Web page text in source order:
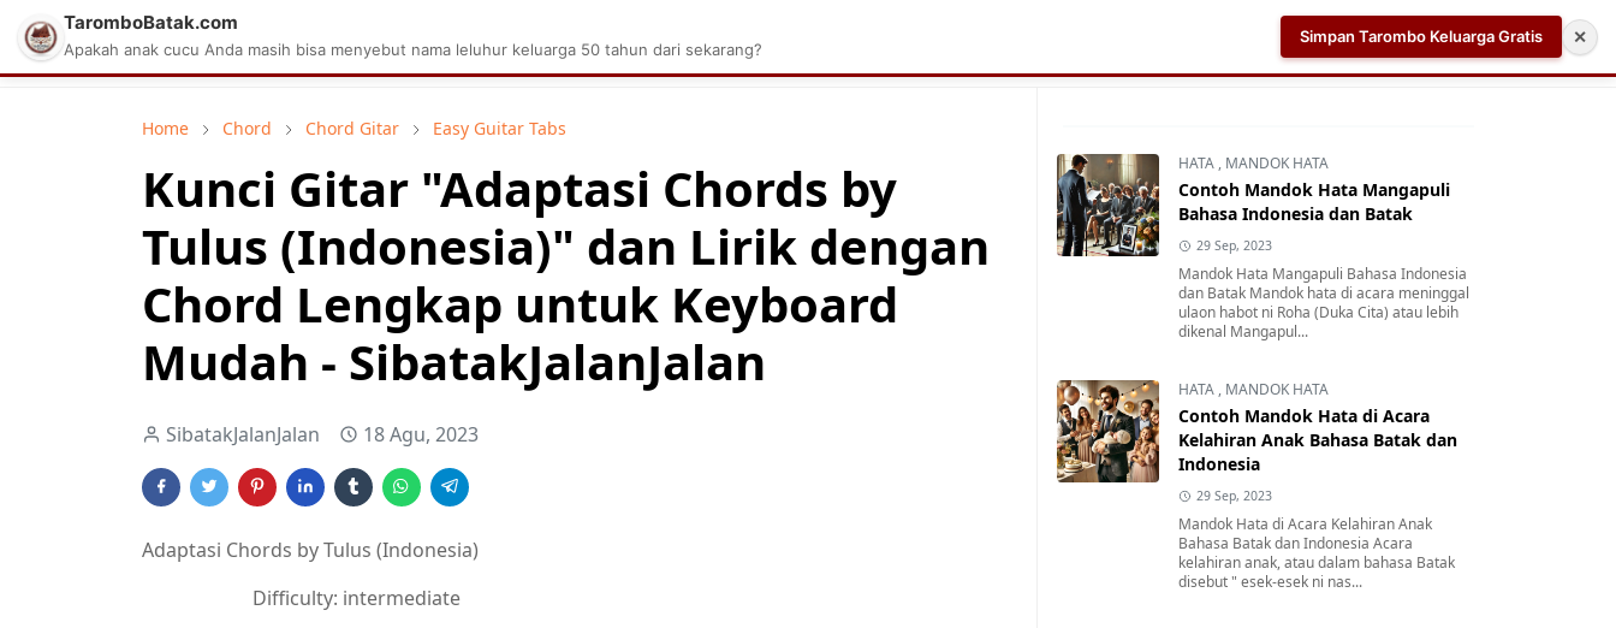
Matius Celcius Sinaga Aplikasi Pabrik Kelapa Sawit Tarombo Batak Aplikasi AI Teleprompter dan Pembuat Skrip Video
Home Chord Chord Gitar Easy Guitar Tabs
Kunci Gitar "Adaptasi Chords by
Tulus (Indonesia)" dan Lirik dengan
Chord Lengkap untuk Keyboard
Mudah - SibatakJalanJalan
SibatakJalanJalan 18 Agu, 2023
Adaptasi Chords by Tulus (Indonesia)
Difficulty: intermediate
HATA , MANDOK HATA
Contoh Mandok Hata Mangapuli
Bahasa Indonesia dan Batak
29 Sep, 2023
Mandok Hata Mangapuli Bahasa Indonesia
dan Batak Mandok hata di acara meninggal
ulaon habot ni Roha (Duka Cita) atau lebih
dikenal Mangapul...
HATA , MANDOK HATA
Contoh Mandok Hata di Acara
Kelahiran Anak Bahasa Batak dan
Indonesia
29 Sep, 2023
Mandok Hata di Acara Kelahiran Anak
Bahasa Batak dan Indonesia Acara
kelahiran anak, atau dalam bahasa Batak
disebut " esek-esek ni nas...
TaromboBatak.com
Apakah anak cucu Anda masih bisa menyebut nama leluhur keluarga 50 tahun dari sekarang?
Simpan Tarombo Keluarga Gratis ✕